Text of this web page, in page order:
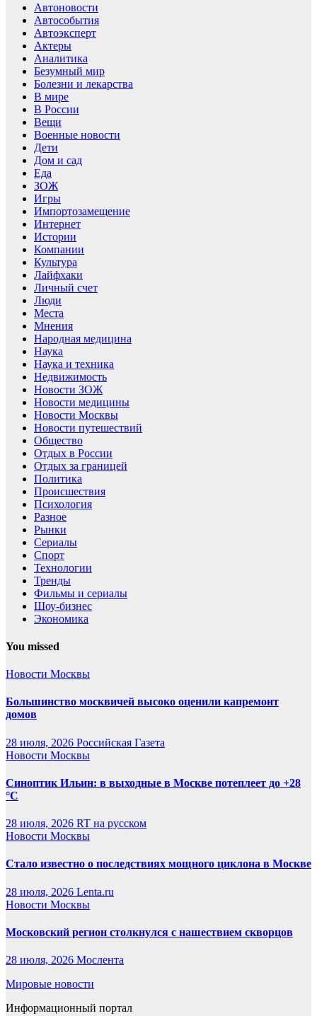
Автоновости
Автособытия
Автоэксперт
Актеры
Аналитика
Безумный мир
Болезни и лекарства
В мире
В России
Вещи
Военные новости
Дети
Дом и сад
Еда
ЗОЖ
Игры
Импортозамещение
Интернет
Истории
Компании
Культура
Лайфхаки
Личный счет
Люди
Места
Мнения
Народная медицина
Наука
Наука и техника
Недвижимость
Новости ЗОЖ
Новости медицины
Новости Москвы
Новости путешествий
Общество
Отдых в России
Отдых за границей
Политика
Происшествия
Психология
Разное
Рынки
Сериалы
Спорт
Технологии
Тренды
Фильмы и сериалы
Шоу-бизнес
Экономика
You missed
Новости Москвы
Большинство москвичей высоко оценили капремонт
домов
28 июля, 2026 Российская Газета
Новости Москвы
Синоптик Ильин: в выходные в Москве потеплеет до +28
°C
28 июля, 2026 RT на русском
Новости Москвы
Стало известно о последствиях мощного циклона в Москве
28 июля, 2026 Lenta.ru
Новости Москвы
Московский регион столкнулся с нашествием скворцов
28 июля, 2026 Мослента
Мировые новости
Информационный портал